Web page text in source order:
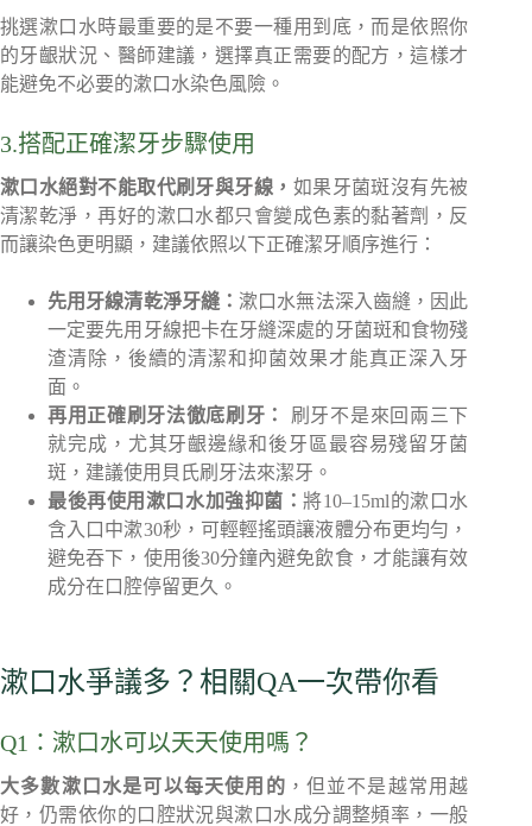
挑選漱口水時最重要的是不要一種用到底，而是依照你
的牙齦狀況、醫師建議，選擇真正需要的配方，這樣才
能避免不必要的漱口水染色風險。
3.搭配正確潔牙步驟使用
漱口水絕對不能取代刷牙與牙線， 如果牙菌斑沒有先被
清潔乾淨，再好的漱口水都只會變成色素的黏著劑，反
而讓染色更明顯，建議依照以下正確潔牙順序進行：
先用牙線清乾淨牙縫：漱口水無法深入齒縫，因此
一定要先用牙線把卡在牙縫深處的牙菌斑和食物殘
渣清除，後續的清潔和抑菌效果才能真正深入牙
面。
再用正確刷牙法徹底刷牙：
刷牙不是來回兩三下
就完成，尤其牙齦邊緣和後牙區最容易殘留牙菌
斑，建議使用貝氏刷牙法來潔牙。
最後再使用漱口水加強抑菌：將10–15ml的漱口水
含入口中漱30秒，可輕輕搖頭讓液體分布更均勻，
避免吞下，使用後30分鐘內避免飲食，才能讓有效
成分在口腔停留更久。
漱口水爭議多？相關QA一次帶你看
Q1：漱口水可以天天使用嗎？
大多數漱口水是可以每天使用的 ，但並不是越常用越
好，仍需依你的口腔狀況與漱口水成分調整頻率，一般